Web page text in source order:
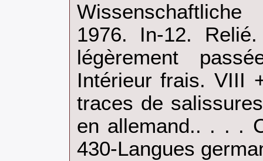
1976. In-12.
légèrement
Intérieur frais. VIII
traces de
en allemand.. . . .
430-Langues